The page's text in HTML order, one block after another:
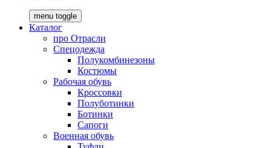
menu toggle
Каталог
про Отрасли
Спецодежда
Полукомбинезоны
Костюмы
Рабочая обувь
Кроссовки
Полуботинки
Ботинки
Сапоги
Военная обувь